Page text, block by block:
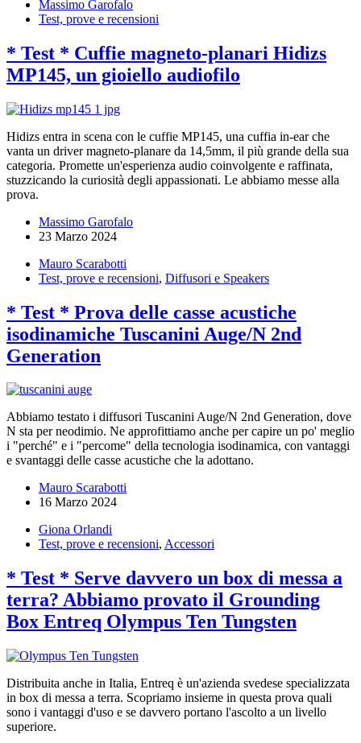
Massimo Garofalo
Test, prove e recensioni
* Test * Cuffie magneto-planari Hidizs
MP145, un gioiello audiofilo
Hidizs entra in scena con le cuffie MP145, una cuffia in-ear che
vanta un driver magneto-planare da 14,5mm, il più grande della sua
categoria. Promette un'esperienza audio coinvolgente e raffinata,
stuzzicando la curiosità degli appassionati. Le abbiamo messe alla
prova.
Massimo Garofalo
23 Marzo 2024
Mauro Scarabotti
Test, prove e recensioni, Diffusori e Speakers
* Test * Prova delle casse acustiche
isodinamiche Tuscanini Auge/N 2nd
Generation
Abbiamo testato i diffusori Tuscanini Auge/N 2nd Generation, dove
N sta per neodimio. Ne approfittiamo anche per capire un po' meglio
i "perché" e i "percome" della tecnologia isodinamica, con vantaggi
e svantaggi delle casse acustiche che la adottano.
Mauro Scarabotti
16 Marzo 2024
Giona Orlandi
Test, prove e recensioni, Accessori
* Test * Serve davvero un box di messa a
terra? Abbiamo provato il Grounding
Box Entreq Olympus Ten Tungsten
Distribuita anche in Italia, Entreq è un'azienda svedese specializzata
in box di messa a terra. Scopriamo insieme in questa prova quali
sono i vantaggi d'uso e se davvero portano l'ascolto a un livello
superiore.